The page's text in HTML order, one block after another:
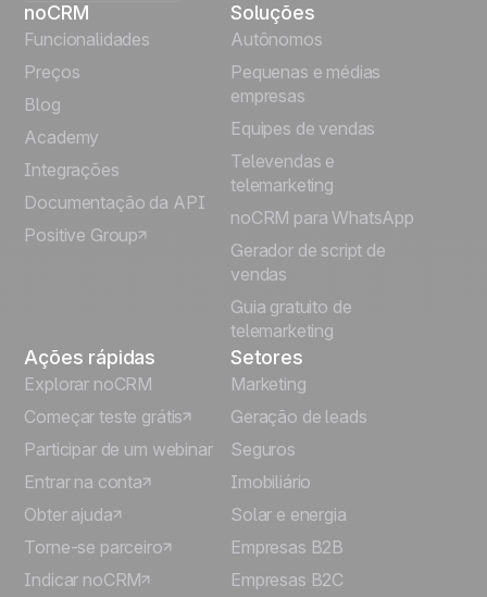
English
Français
Español
Italiano
Deutsch
noCRM
Funcionalidades
Preços
Blog
Academy
Integrações
Documentação da API
Positive Group
Soluções
Autônomos
Pequenas e médias
empresas
Equipes de vendas
Televendas e
telemarketing
noCRM para WhatsApp
Gerador de script de
vendas
Guia gratuito de
telemarketing
Ações rápidas
Explorar noCRM
Começar teste grátis
Participar de um webinar
Entrar na conta
Obter ajuda
Torne-se parceiro
Indicar noCRM
Setores
Marketing
Geração de leads
Seguros
Imobiliário
Solar e energia
Empresas B2B
Empresas B2C